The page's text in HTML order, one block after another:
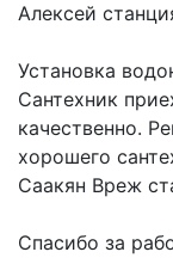
Алексей
Установка
Сантехник
качественно.
хорошего
Саакян Вреж
Спасибо за